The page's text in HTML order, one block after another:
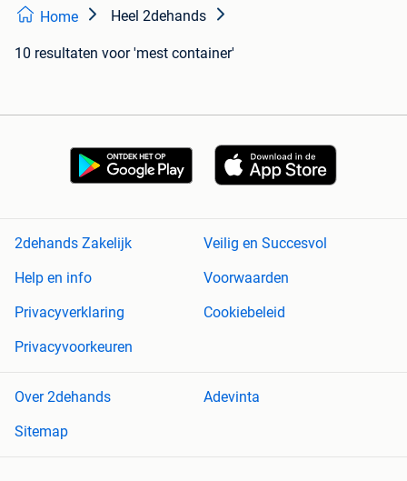
Home Heel 2dehands
10 resultaten voor 'mest container'
2dehands Zakelijk
Veilig en Succesvol
Help en info
Voorwaarden
Privacyverklaring
Cookiebeleid
Privacyvoorkeuren
Over 2dehands
Adevinta
Sitemap